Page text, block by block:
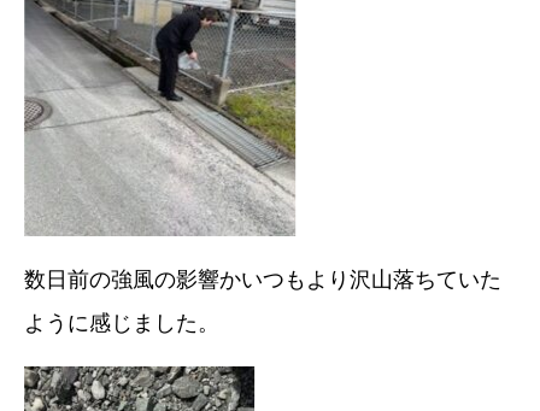
数日前の強風の影響かいつもより沢山落ちていた
ように感じました。